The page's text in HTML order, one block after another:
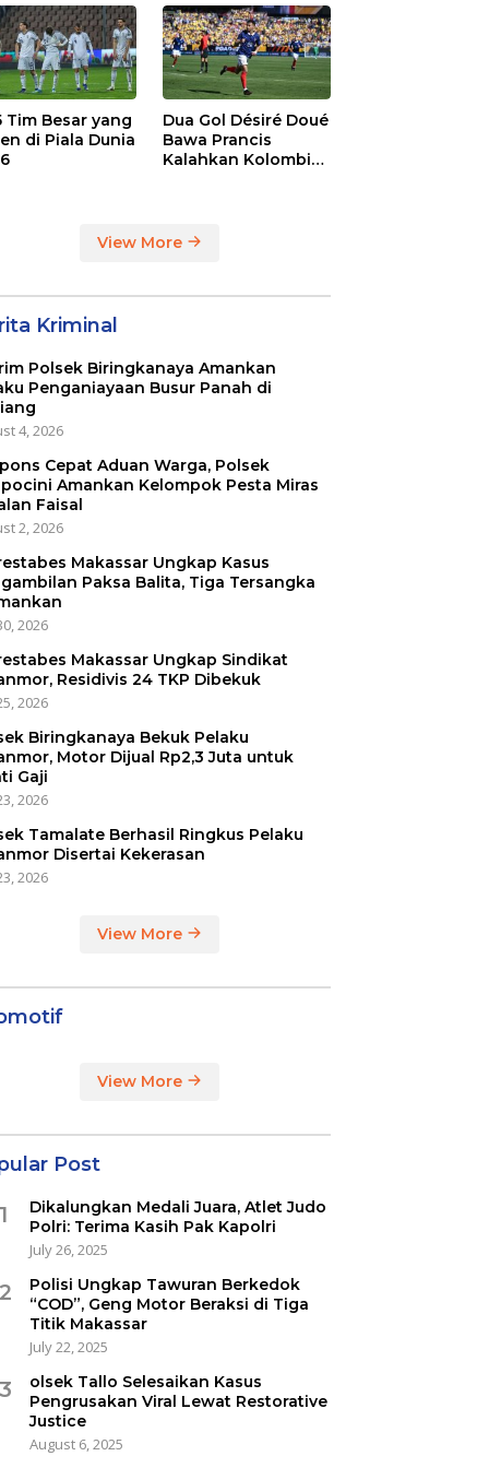
League
Tim Besar yang
di Piala Dunia
Dua Gol Désiré Doué
Bawa Prancis
Kalahkan Kolombia
View More
Kriminal
Polsek Biringkanaya Amankan
Penganiayaan Busur Panah di
4, 2026
Cepat Aduan Warga, Polsek
Amankan Kelompok Pesta Miras
Faisal
2, 2026
Makassar Ungkap Kasus
Paksa Balita, Tiga Tersangka
2026
Makassar Ungkap Sindikat
Residivis 24 TKP Dibekuk
2026
Biringkanaya Bekuk Pelaku
Motor Dijual Rp2,3 Juta untuk
Gaji
2026
Tamalate Berhasil Ringkus Pelaku
Disertai Kekerasan
2026
View More
View More
Post
Dikalungkan Medali Juara, Atlet Judo
Polri: Terima Kasih Pak Kapolri
July 26, 2025
Polisi Ungkap Tawuran Berkedok
“COD”, Geng Motor Beraksi di Tiga
Titik Makassar
July 22, 2025
olsek Tallo Selesaikan Kasus
Pengrusakan Viral Lewat Restorative
Justice
August 6, 2025